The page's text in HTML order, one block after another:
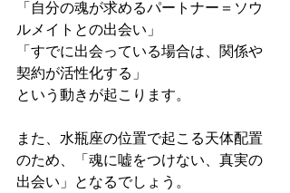
「自分の魂が求めるパートナー＝ソウ
ルメイトとの出会い」
「すでに出会っている場合は、関係や
契約が活性化する」
という動きが起こります。
また、水瓶座の位置で起こる天体配置
のため、「魂に嘘をつけない、真実の
出会い」となるでしょう。